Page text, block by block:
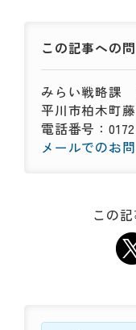
この記事への
みらい戦略課
平川市柏木町
電話番号：
メールでのお
この